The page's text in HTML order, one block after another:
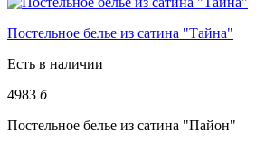
Постельное белье из сатина "Тайна"
Есть в наличии
4983 б
Постельное белье из сатина "Пайон"